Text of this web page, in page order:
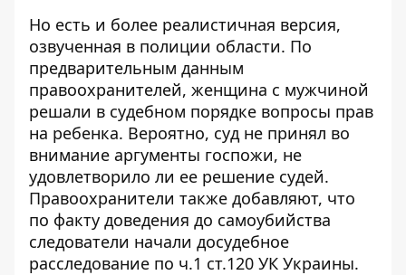
Но есть и более реалистичная версия,
озвученная в полиции области. По
предварительным данным
правоохранителей, женщина с мужчиной
решали в судебном порядке вопросы прав
на ребенка. Вероятно, суд не принял во
внимание аргументы госпожи, не
удовлетворило ли ее решение судей.
Правоохранители также добавляют, что
по факту доведения до самоубийства
следователи начали досудебное
расследование по ч.1 ст.120 УК Украины.